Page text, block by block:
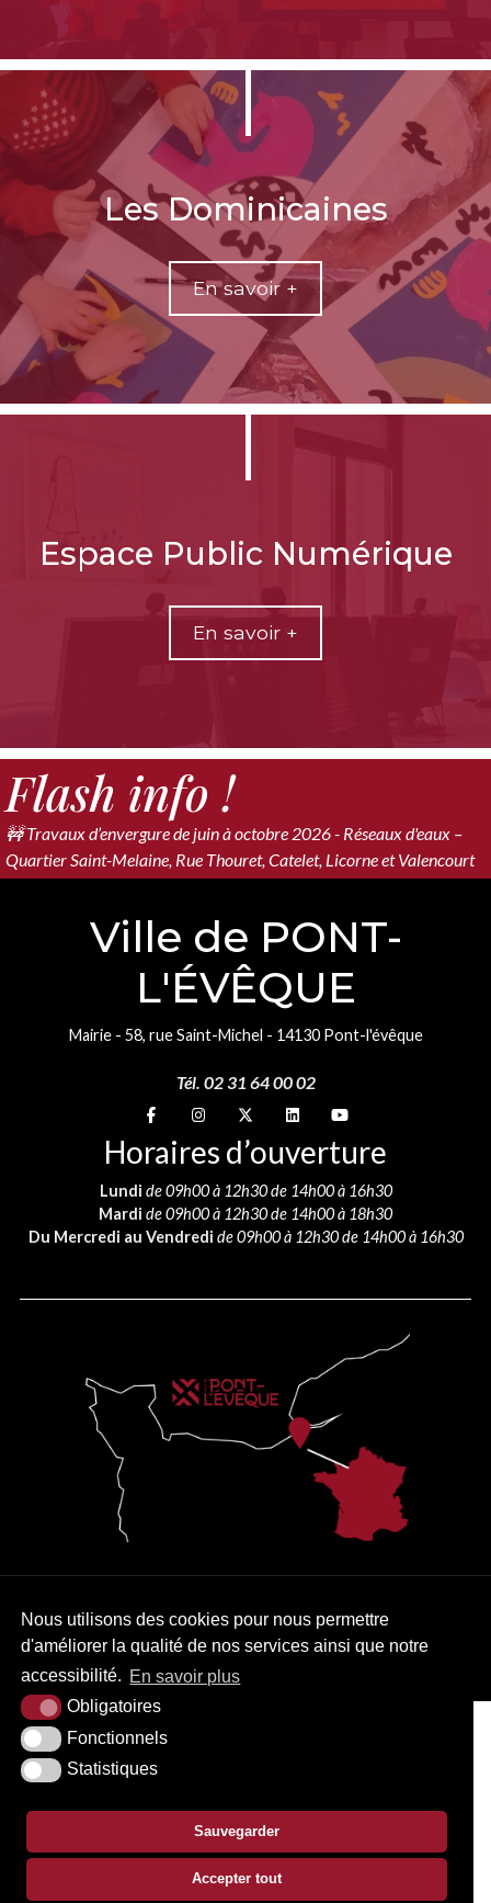
Nous utilisons des cookies pour nous permettre
d'améliorer la qualité de nos services ainsi que notre
accessibilité. En savoir plus
Obligatoires
Fonctionnels
Statistiques
Sauvegarder
Accepter tout
Les Dominicaines
En savoir +
Espace Public Numérique
En savoir +
Flash info !
🚧 Travaux d’envergure de juin à octobre 2026 - Réseaux d'eaux –
Quartier Saint-Melaine, Rue Thouret, Catelet, Licorne et Valencourt
Ville de PONT-
L'ÉVÊQUE
Mairie - 58, rue Saint-Michel - 14130 Pont-l'évêque
Tél. 02 31 64 00 02
Suivez-nous sur
Suivez-nous sur
Suivez-nous sur
Suivez-nous sur
Suivez-nous sur
Horaires d’ouverture
Lundi de 09h00 à 12h30 de 14h00 à 16h30
Mardi de 09h00 à 12h30 de 14h00 à 18h30
Du Mercredi au Vendredi de 09h00 à 12h30 de 14h00 à 16h30